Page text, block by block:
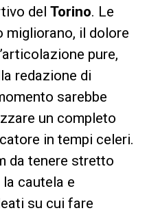
del Torino. Le
migliorano, il dolore
pure,
redazione di
sarebbe
un completo
in tempi celeri.
da tenere stretto
cautela e
su cui fare